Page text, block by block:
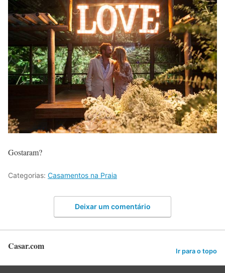
Gostaram?
Categorias: Casamentos na Praia
Deixar um comentário
Casar.com Ir para o topo